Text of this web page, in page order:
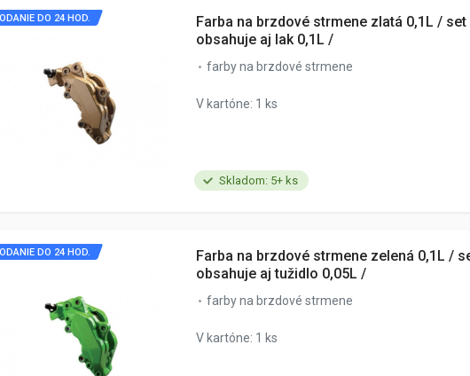
Skladom: 5+ ks
DO 24 HOD.
Farba na brzdové strmene zlatá 0,1L / set
obsahuje aj lak 0,1L /
farby na brzdové strmene
V kartóne: 1 ks
DO 24 HOD.
Farba na brzdové strmene zelená 0,1L /
obsahuje aj tužidlo 0,05L /
farby na brzdové strmene
V kartóne: 1 ks